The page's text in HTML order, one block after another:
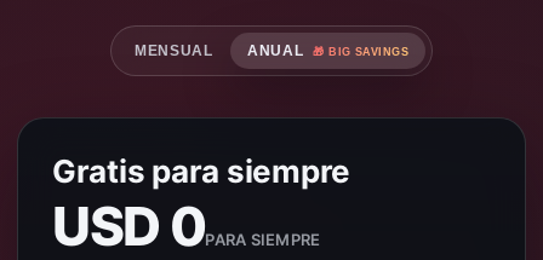
MENSUAL ANUAL 🎁 BIG SAVINGS
Gratis para siempre
USD 0PARA SIEMPRE